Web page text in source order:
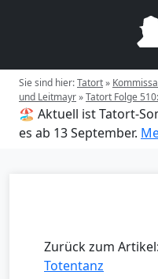
Sie sind hier:Tatort»
und Leitmayr»Tatort Folge
🏖️ Aktuell ist Tatort-
es ab 13 September.
Zurück zum Artikel:
Totentanz